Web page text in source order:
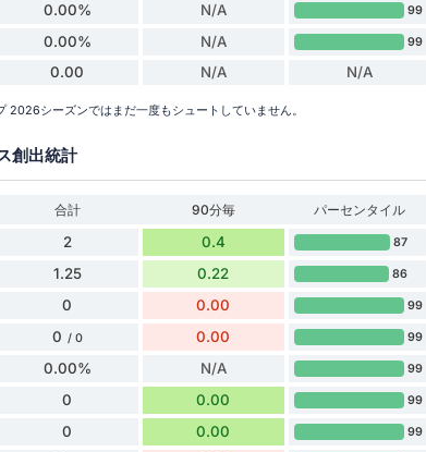
0.00% N/A 99
0.00% N/A 99
0.00 N/A N/A
2026シーズンではまだ一度もシュートしていません。
創出統計
合計 90分毎
パーセンタイル
2 0.4 87
1.25 0.22 86
0 0.00 99
0 / 0 0.00 99
0.00% N/A 99
0 0.00 99
0 0.00 99